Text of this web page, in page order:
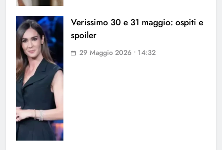
Verissimo 30 e 31 maggio: ospiti e
spoiler
29 Maggio 2026 • 14:32